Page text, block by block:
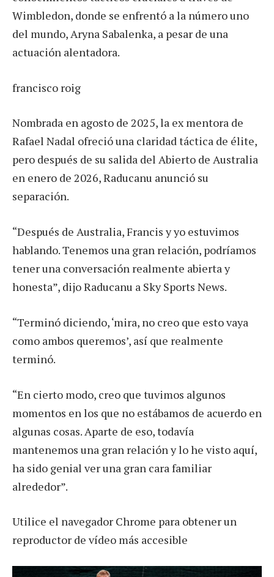
Wimbledon, donde se enfrentó a la número uno
del mundo, Aryna Sabalenka, a pesar de una
actuación alentadora.
francisco roig
Nombrada en agosto de 2025, la ex mentora de
Rafael Nadal ofreció una claridad táctica de élite,
pero después de su salida del Abierto de Australia
en enero de 2026, Raducanu anunció su
separación.
“Después de Australia, Francis y yo estuvimos
hablando. Tenemos una gran relación, podríamos
tener una conversación realmente abierta y
honesta”, dijo Raducanu a Sky Sports News.
“Terminó diciendo, ‘mira, no creo que esto vaya
como ambos queremos’, así que realmente
terminó.
“En cierto modo, creo que tuvimos algunos
momentos en los que no estábamos de acuerdo en
algunas cosas. Aparte de eso, todavía
mantenemos una gran relación y lo he visto aquí,
ha sido genial ver una gran cara familiar
alrededor”.
Utilice el navegador Chrome para obtener un
reproductor de vídeo más accesible